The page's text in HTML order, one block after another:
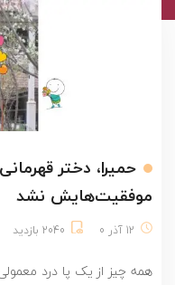
حمیرا، دختر
موفقیت‌هایش نشد
12 آذر 0 2040 بازدید
همه چیز از یک پا درد